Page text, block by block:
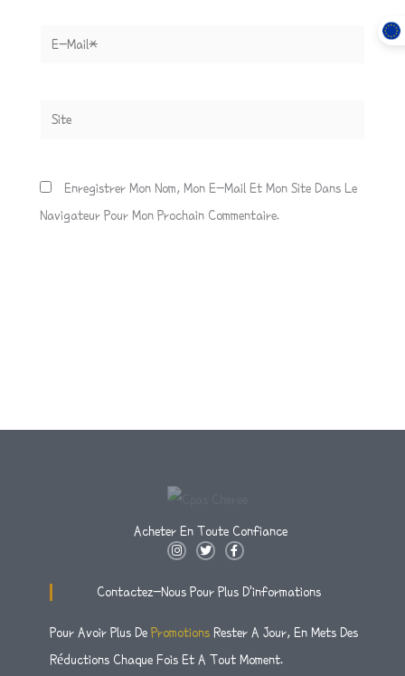
E-
Site
Enregistrer Mon Nom, Mon E-Mail Et Mon Site Dans Le
Navigateur Pour Mon Prochain Commentaire.
Acheter En Toute Confiance
I
T
A
T
T
F
E
O
K
F
Contactez-Nous Pour Plus D'informations
Pour Avoir Plus De Promotions Rester A Jour, En Mets Des
Réductions Chaque Fois Et A Tout Moment.